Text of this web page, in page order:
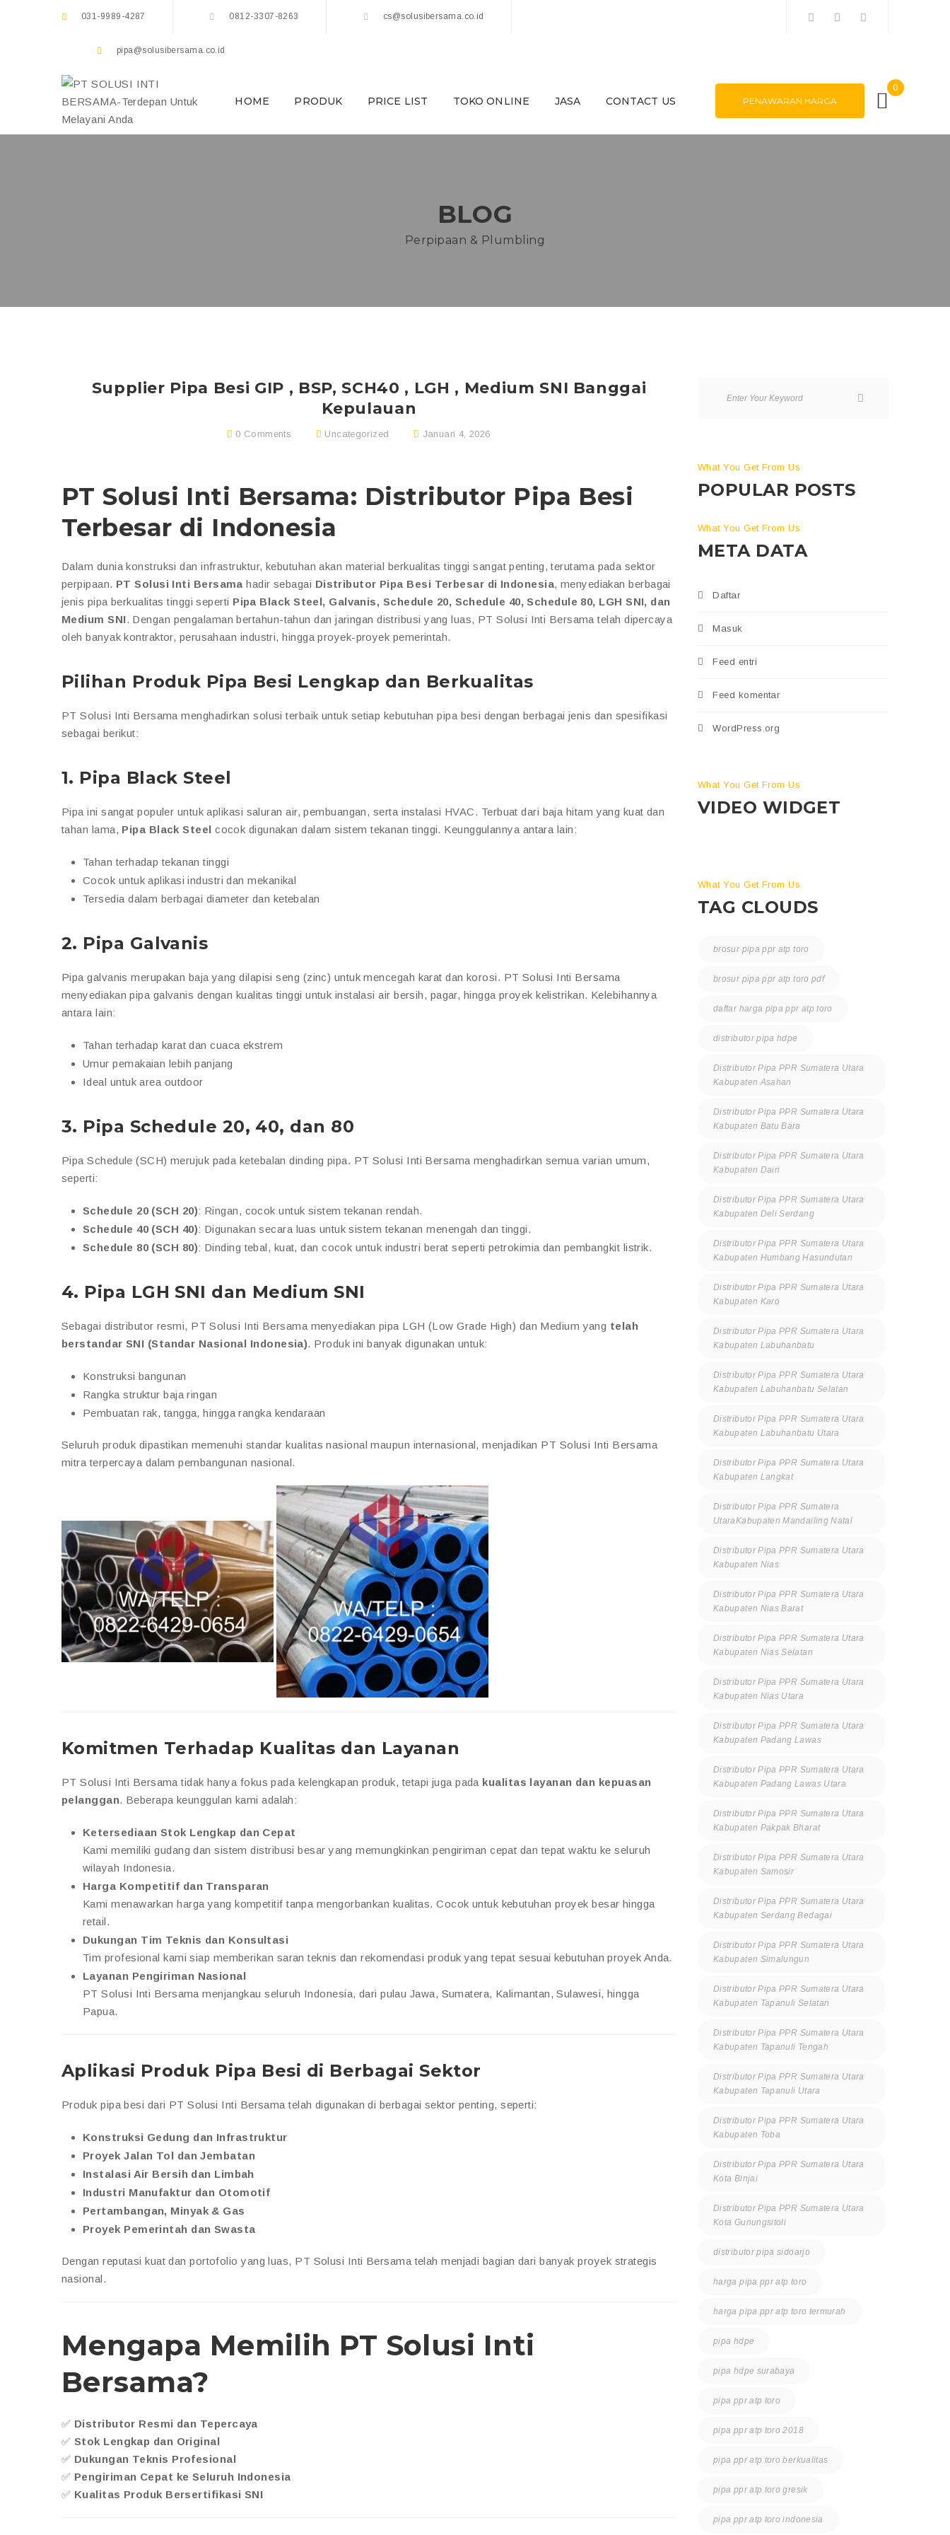
031-9989-4287 0812-3307-8263 cs@solusibersama.co.id
pipa@solusibersama.co.id
HOME PRODUK PRICE LIST TOKO ONLINE JASA CONTACT US PENAWARAN HARGA
0
BLOG
Perpipaan & Plumbling
Supplier Pipa Besi GIP , BSP, SCH40 , LGH , Medium SNI Banggai
Kepulauan
0 Comments Uncategorized Januari 4, 2026
PT Solusi Inti Bersama: Distributor Pipa Besi
Terbesar di Indonesia
Dalam dunia konstruksi dan infrastruktur, kebutuhan akan material berkualitas tinggi sangat penting, terutama pada sektor
perpipaan. PT Solusi Inti Bersama hadir sebagai Distributor Pipa Besi Terbesar di Indonesia, menyediakan berbagai
jenis pipa berkualitas tinggi seperti Pipa Black Steel, Galvanis, Schedule 20, Schedule 40, Schedule 80, LGH SNI, dan
Medium SNI. Dengan pengalaman bertahun-tahun dan jaringan distribusi yang luas, PT Solusi Inti Bersama telah dipercaya
oleh banyak kontraktor, perusahaan industri, hingga proyek-proyek pemerintah.
Pilihan Produk Pipa Besi Lengkap dan Berkualitas
PT Solusi Inti Bersama menghadirkan solusi terbaik untuk setiap kebutuhan pipa besi dengan berbagai jenis dan spesifikasi
sebagai berikut:
1. Pipa Black Steel
Pipa ini sangat populer untuk aplikasi saluran air, pembuangan, serta instalasi HVAC. Terbuat dari baja hitam yang kuat dan
tahan lama, Pipa Black Steel cocok digunakan dalam sistem tekanan tinggi. Keunggulannya antara lain:
Tahan terhadap tekanan tinggi
Cocok untuk aplikasi industri dan mekanikal
Tersedia dalam berbagai diameter dan ketebalan
2. Pipa Galvanis
Pipa galvanis merupakan baja yang dilapisi seng (zinc) untuk mencegah karat dan korosi. PT Solusi Inti Bersama
menyediakan pipa galvanis dengan kualitas tinggi untuk instalasi air bersih, pagar, hingga proyek kelistrikan. Kelebihannya
antara lain:
Tahan terhadap karat dan cuaca ekstrem
Umur pemakaian lebih panjang
Ideal untuk area outdoor
3. Pipa Schedule 20, 40, dan 80
Pipa Schedule (SCH) merujuk pada ketebalan dinding pipa. PT Solusi Inti Bersama menghadirkan semua varian umum,
seperti:
Schedule 20 (SCH 20): Ringan, cocok untuk sistem tekanan rendah.
Schedule 40 (SCH 40): Digunakan secara luas untuk sistem tekanan menengah dan tinggi.
Schedule 80 (SCH 80): Dinding tebal, kuat, dan cocok untuk industri berat seperti petrokimia dan pembangkit listrik.
4. Pipa LGH SNI dan Medium SNI
Sebagai distributor resmi, PT Solusi Inti Bersama menyediakan pipa LGH (Low Grade High) dan Medium yang telah
berstandar SNI (Standar Nasional Indonesia). Produk ini banyak digunakan untuk:
Konstruksi bangunan
Rangka struktur baja ringan
Pembuatan rak, tangga, hingga rangka kendaraan
Seluruh produk dipastikan memenuhi standar kualitas nasional maupun internasional, menjadikan PT Solusi Inti Bersama
mitra terpercaya dalam pembangunan nasional.
Komitmen Terhadap Kualitas dan Layanan
PT Solusi Inti Bersama tidak hanya fokus pada kelengkapan produk, tetapi juga pada kualitas layanan dan kepuasan
pelanggan. Beberapa keunggulan kami adalah:
Ketersediaan Stok Lengkap dan Cepat
Kami memiliki gudang dan sistem distribusi besar yang memungkinkan pengiriman cepat dan tepat waktu ke seluruh
wilayah Indonesia.
Harga Kompetitif dan Transparan
Kami menawarkan harga yang kompetitif tanpa mengorbankan kualitas. Cocok untuk kebutuhan proyek besar hingga
retail.
Dukungan Tim Teknis dan Konsultasi
Tim profesional kami siap memberikan saran teknis dan rekomendasi produk yang tepat sesuai kebutuhan proyek Anda.
Layanan Pengiriman Nasional
PT Solusi Inti Bersama menjangkau seluruh Indonesia, dari pulau Jawa, Sumatera, Kalimantan, Sulawesi, hingga
Papua.
Aplikasi Produk Pipa Besi di Berbagai Sektor
Produk pipa besi dari PT Solusi Inti Bersama telah digunakan di berbagai sektor penting, seperti:
Konstruksi Gedung dan Infrastruktur
Proyek Jalan Tol dan Jembatan
Instalasi Air Bersih dan Limbah
Industri Manufaktur dan Otomotif
Pertambangan, Minyak & Gas
Proyek Pemerintah dan Swasta
Dengan reputasi kuat dan portofolio yang luas, PT Solusi Inti Bersama telah menjadi bagian dari banyak proyek strategis
nasional.
Mengapa Memilih PT Solusi Inti
Bersama?
✅ Distributor Resmi dan Tepercaya
✅ Stok Lengkap dan Original
✅ Dukungan Teknis Profesional
✅ Pengiriman Cepat ke Seluruh Indonesia
✅ Kualitas Produk Bersertifikasi SNI
What You Get From Us
POPULAR POSTS
What You Get From Us
META DATA
Daftar
Masuk
Feed entri
Feed komentar
WordPress.org
What You Get From Us
VIDEO WIDGET
What You Get From Us
TAG CLOUDS
brosur pipa ppr atp toro
brosur pipa ppr atp toro pdf
daftar harga pipa ppr atp toro
distributor pipa hdpe
Distributor Pipa PPR Sumatera Utara
Kabupaten Asahan
Distributor Pipa PPR Sumatera Utara
Kabupaten Batu Bara
Distributor Pipa PPR Sumatera Utara
Kabupaten Dairi
Distributor Pipa PPR Sumatera Utara
Kabupaten Deli Serdang
Distributor Pipa PPR Sumatera Utara
Kabupaten Humbang Hasundutan
Distributor Pipa PPR Sumatera Utara
Kabupaten Karo
Distributor Pipa PPR Sumatera Utara
Kabupaten Labuhanbatu
Distributor Pipa PPR Sumatera Utara
Kabupaten Labuhanbatu Selatan
Distributor Pipa PPR Sumatera Utara
Kabupaten Labuhanbatu Utara
Distributor Pipa PPR Sumatera Utara
Kabupaten Langkat
Distributor Pipa PPR Sumatera
UtaraKabupaten Mandailing Natal
Distributor Pipa PPR Sumatera Utara
Kabupaten Nias
Distributor Pipa PPR Sumatera Utara
Kabupaten Nias Barat
Distributor Pipa PPR Sumatera Utara
Kabupaten Nias Selatan
Distributor Pipa PPR Sumatera Utara
Kabupaten Nias Utara
Distributor Pipa PPR Sumatera Utara
Kabupaten Padang Lawas
Distributor Pipa PPR Sumatera Utara
Kabupaten Padang Lawas Utara
Distributor Pipa PPR Sumatera Utara
Kabupaten Pakpak Bharat
Distributor Pipa PPR Sumatera Utara
Kabupaten Samosir
Distributor Pipa PPR Sumatera Utara
Kabupaten Serdang Bedagai
Distributor Pipa PPR Sumatera Utara
Kabupaten Simalungun
Distributor Pipa PPR Sumatera Utara
Kabupaten Tapanuli Selatan
Distributor Pipa PPR Sumatera Utara
Kabupaten Tapanuli Tengah
Distributor Pipa PPR Sumatera Utara
Kabupaten Tapanuli Utara
Distributor Pipa PPR Sumatera Utara
Kabupaten Toba
Distributor Pipa PPR Sumatera Utara
Kota Binjai
Distributor Pipa PPR Sumatera Utara
Kota Gunungsitoli
distributor pipa sidoarjo
harga pipa ppr atp toro
harga pipa ppr atp toro termurah
pipa hdpe
pipa hdpe surabaya
pipa ppr atp toro
pipa ppr atp toro 2018
pipa ppr atp toro berkualitas
pipa ppr atp toro gresik
pipa ppr atp toro indonesia